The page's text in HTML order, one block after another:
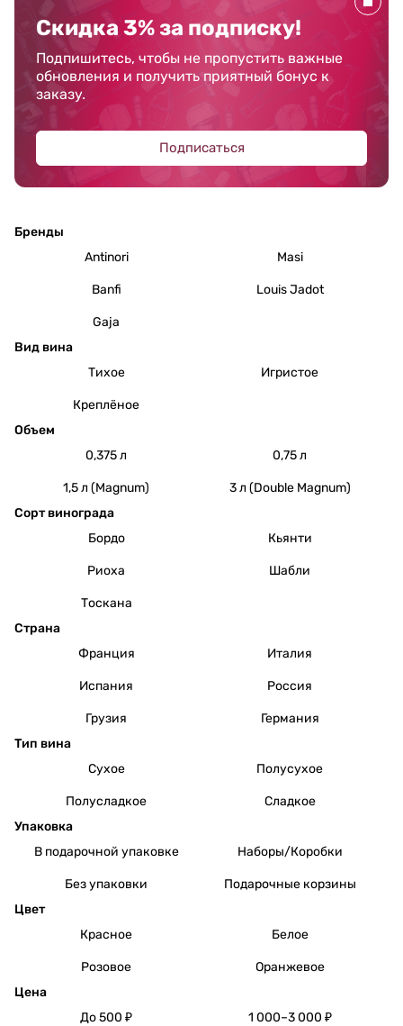
Скидка 3% за подписку!
Подпишитесь, чтобы не пропустить важные
обновления и получить приятный бонус к
заказу.
Подписаться
Бренды
Antinori
Masi
Banfi Louis Jadot
Gaja
Вид вина
Тихое
Игристое
Креплёное
Объем
0,375 л
0,75 л
1,5 л (Magnum)
3 л (Double Magnum)
Сорт винограда
Бордо
Кьянти
Риоха Шабли
Тоскана
Страна
Франция
Италия
Испания Россия
Грузия
Германия
Тип вина
Сухое
Полусухое
Полусладкое
Сладкое
Упаковка
В подарочной упаковке
Наборы/Коробки
Без упаковки
Подарочные корзины
Цвет
Красное
Белое
Розовое
Оранжевое
Цена
До 500 ₽
1 000–3 000 ₽